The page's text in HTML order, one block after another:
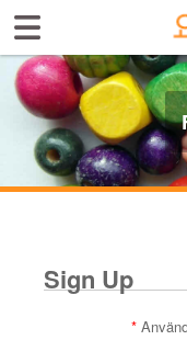
Sign Up
*
Sign In
Select language
Introduktion av skolan
Skolinfo